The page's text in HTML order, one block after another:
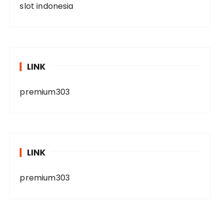
slot indonesia
LINK
premium303
LINK
premium303